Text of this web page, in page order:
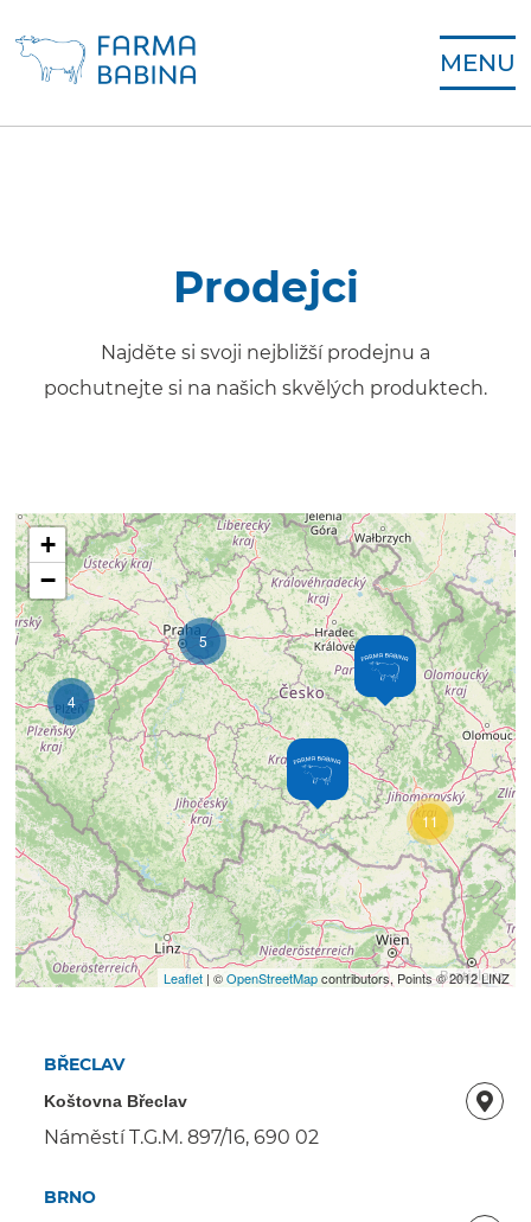
MENU
Prodejci
Najděte si svoji nejbližší prodejnu a
pochutnejte si na našich skvělých produktech.
5
4
11
+
−
Leaflet| ©OpenStreetMapcontributors, Points © 2012 LINZ
BŘECLAV
Koštovna Břeclav
Náměstí T.G.M. 897/16, 690 02
BRNO